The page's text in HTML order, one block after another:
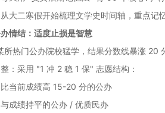
大二寒假开始梳理文学史时间轴，重点记
情结：适度止损是智慧
所热门公办院校猛学，结果分数线暴涨 20
：采用 "1 冲 2 稳 1 保" 志愿结构：
当前成绩高 15-20 分的公办
成绩持平的公办 / 优质民办